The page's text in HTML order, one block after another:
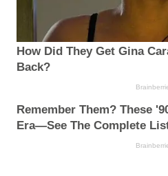
How Did They Get Gina
Back?
Remember Them? These
Era—See The Complete